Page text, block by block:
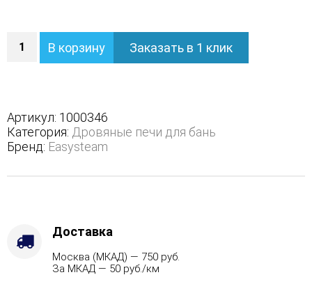
Печь
Анапа
полноценном
кожухе
с
открытым
Футеровка,
Варианты
В корзину Заказать в 1 клик
Артикул: 1000346
Категория: Дровяные печи для бань
Бренд: Easysteam
Доставка
Москва (МКАД) — 750 руб.
За МКАД — 50 руб./км